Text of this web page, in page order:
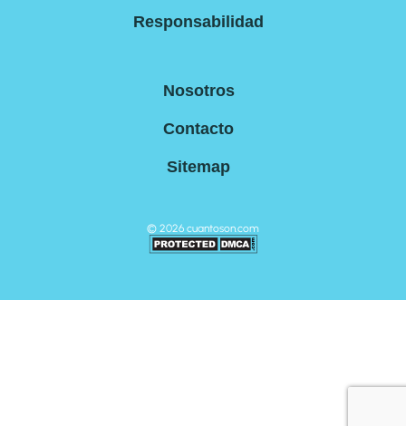
Responsabilidad
Nosotros
Contacto
Sitemap
© 2026 cuantoson.com